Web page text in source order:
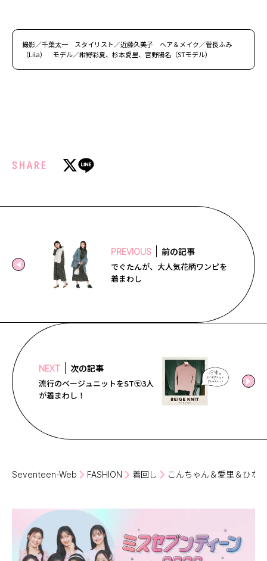
撮影／千葉太一 スタイリスト／近藤久美子 ヘア＆メイク／菅長ふみ
（Lila） モデル／紺野彩夏、杉本愛里、宮野陽名（STモデル）
SHARE
PREVIOUS 前の記事
でぐたんが、大人気花柄ワンピを
着まわし
NEXT 次の記事
流行のベージュニットをST㋲3人
が着まわし！
Seventeen-Web FASHION 着回し こんちゃん＆愛里＆ひな